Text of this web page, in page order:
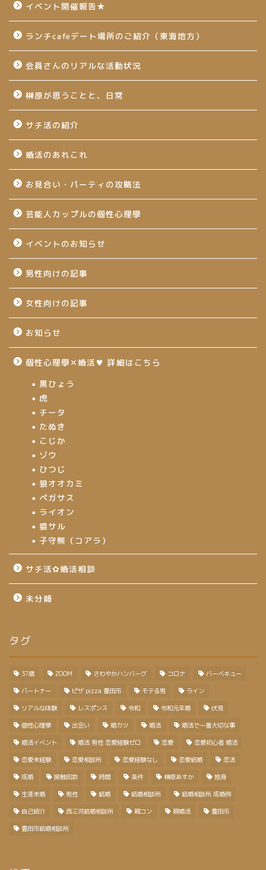
イベント開催報告★
ランチcafeデート場所のご紹介（東海地方）
会員さんのリアルな活動状況
榊原が思うことと、日常
サチ活の紹介
婚活のあれこれ
お見合い・パーティの攻略法
芸能人カップルの個性心理學
イベントのお知らせ
男性向けの記事
女性向けの記事
お知らせ
個性心理學✕婚活♥ 詳細はこちら
黒ひょう
虎
チータ
たぬき
こじか
ゾウ
ひつじ
狼オオカミ
ペガサス
ライオン
猿サル
子守熊（コアラ）
サチ活✿婚活相談
未分類
タグ
37歳 ZOOM さわやかハンバーグ コロナ バーベキュー
パートナー ピザ pizza 豊田市 モテる男 ライン
リアルな体験 レスポンス 令和 令和元年婚 伏見
個性心理學 出会い 婚カツ 婚活 婚活で一番大切な事
婚活イベント 婚活 男性 恋愛経験ゼロ 恋愛 恋愛初心者 婚活
恋愛未経験 恋愛相談所 恋愛経験なし 恋愛結婚 恋活
成婚 接触回数 時間 条件 榊原あすか 独身
生涯未婚 男性 結婚 結婚相談所 結婚相談所 成婚例
自己紹介 西三河結婚相談所 親コン 親婚活 豊田市
豊田市結婚相談所